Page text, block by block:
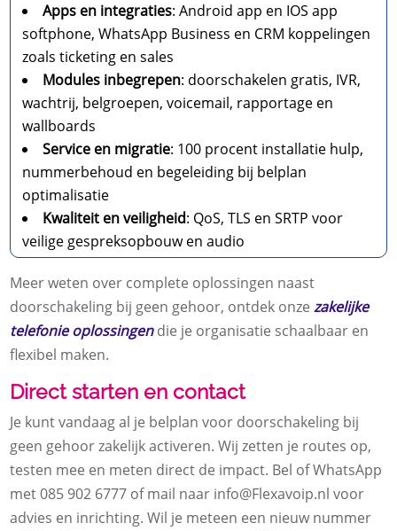
Apps en integraties: Android app en IOS app
softphone, WhatsApp Business en CRM koppelingen
zoals ticketing en sales
Modules inbegrepen: doorschakelen gratis, IVR,
wachtrij, belgroepen, voicemail, rapportage en
wallboards
Service en migratie: 100 procent installatie hulp,
nummerbehoud en begeleiding bij belplan
optimalisatie
Kwaliteit en veiligheid: QoS, TLS en SRTP voor
veilige gespreksopbouw en audio
Meer weten over complete oplossingen naast
doorschakeling bij geen gehoor, ontdek onzezakelijke
telefonie oplossingendie je organisatie schaalbaar en
flexibel maken.​
Direct starten en contact
Je kunt vandaag al je belplan voor doorschakeling bij
geen gehoor zakelijk activeren.​ Wij zetten je routes op,
testen mee en meten direct de impact.​ Bel of WhatsApp
met 085 902 6777 of mail naar info@Flexavoip.​nl voor
advies en inrichting.​ Wil je meteen een nieuw nummer